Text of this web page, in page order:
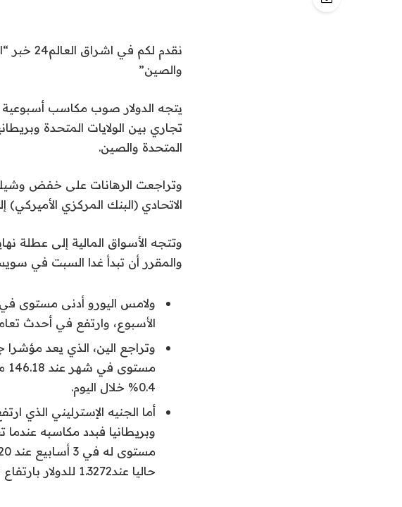
نقدم
والصين”
يتجه الدولار صوب مكاسب أسبوعية
تجاري بين الولايات المتحدة
المتحدة والصين.
وتراجعت الرهانات على خفض وشيك
الاتحادي (البنك المركزي
وتتجه الأسواق المالية إلى عطلة
والمقرر أن تبدأ غدا السبت في
الأسبوع، وارتفع في أحدث تعاملات اليوم 0.15%
0.4% خلال اليوم.
أما الجنيه الإسترليني الذي
وبريطانيا فبدد مكاسبه عندما
حاليا عند1.3272 للدولار بارتفاع 0.2%.